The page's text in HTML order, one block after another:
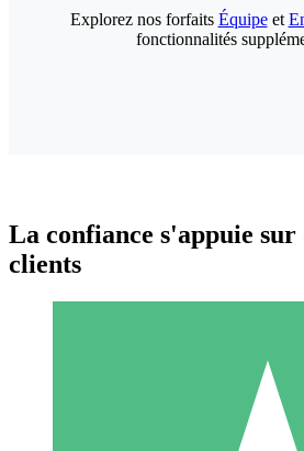
Packs de Crédits
Explorez nos forfaits Équipeet
fonctionnalités
La confiance s'appuie sur
clients